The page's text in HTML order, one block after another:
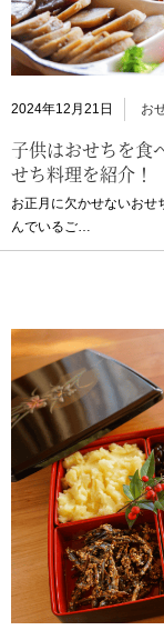
2024年12月21日 お
子供はおせちを食
せち料理を紹介！
お正月に欠かせないお
んでいるご…